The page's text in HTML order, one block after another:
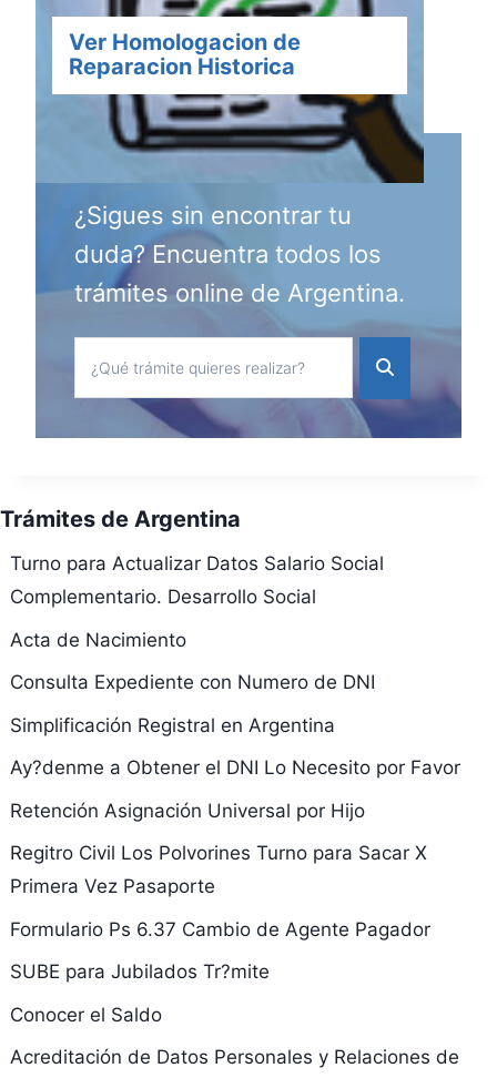
Ver Homologacion de
Reparacion Historica
¿Sigues sin encontrar tu
duda? Encuentra todos los
trámites online de Argentina.
Trámites de Argentina
Turno para Actualizar Datos Salario Social
Complementario. Desarrollo Social
Acta de Nacimiento
Consulta Expediente con Numero de DNI
Simplificación Registral en Argentina
Ay?denme a Obtener el DNI Lo Necesito por Favor
Retención Asignación Universal por Hijo
Regitro Civil Los Polvorines Turno para Sacar X
Primera Vez Pasaporte
Formulario Ps 6.37 Cambio de Agente Pagador
SUBE para Jubilados Tr?mite
Conocer el Saldo
Acreditación de Datos Personales y Relaciones de